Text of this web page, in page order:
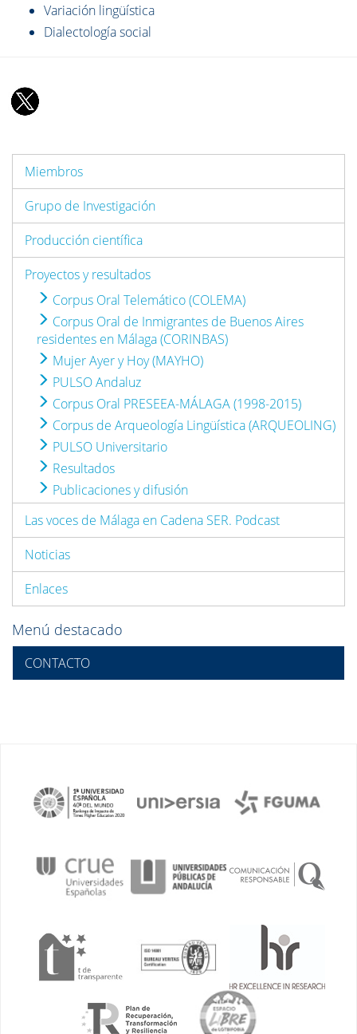
Variación lingüística
Dialectología social
Miembros
Grupo de Investigación
Producción científica
Proyectos y resultados
Corpus Oral Telemático (COLEMA)
Corpus Oral de Inmigrantes de Buenos Aires
residentes en Málaga (CORINBAS)
Mujer Ayer y Hoy (MAYHO)
PULSO Andaluz
Corpus Oral PRESEEA-MÁLAGA (1998-2015)
Corpus de Arqueología Lingüística (ARQUEOLING)
PULSO Universitario
Resultados
Publicaciones y difusión
Las voces de Málaga en Cadena SER. Podcast
Noticias
Enlaces
Menú destacado
CONTACTO